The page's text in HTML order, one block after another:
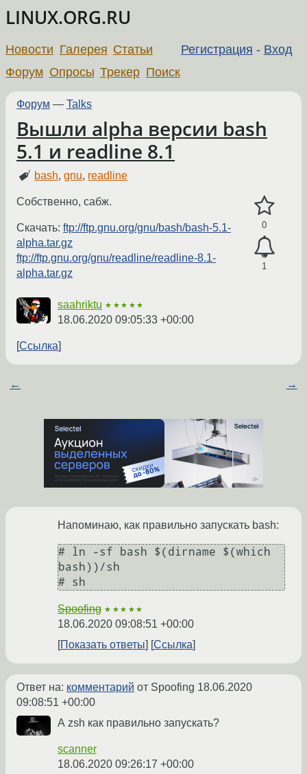
LINUX.ORG.RU
Регистрация - Вход
Новости Галерея Статьи
Форум Опросы Трекер Поиск
Форум — Talks
Вышли alpha версии bash
5.1 и readline 8.1
bash,gnu, readline
0
1
Собственно, сабж.
Скачать: ftp://ftp.gnu.org/gnu/bash/bash-5.1-
alpha.tar.gz
ftp://ftp.gnu.org/gnu/readline/readline-8.1-
alpha.tar.gz
saahriktu ★★★★★
18.06.2020 09:05:33 +00:00
Ссылка
← →
Напоминаю, как правильно запускать bash:
# ln -sf bash $(dirname $(which
bash))/sh
# sh
Spoofing ★★★★★
18.06.2020 09:08:51 +00:00
Показать ответы
Ссылка
Ответ на: комментарий от Spoofing 18.06.2020
09:08:51 +00:00
А zsh как правильно запускать?
scanner
18.06.2020 09:26:17 +00:00